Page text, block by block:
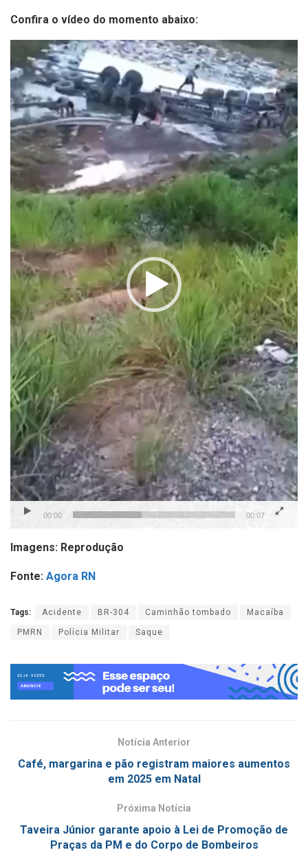
Confira o vídeo do momento abaixo:
Tocador
de
vídeo
00:00 00:07
Imagens: Reprodução
Fonte: Agora RN
Tags: Acidente BR-304 Caminhão tombado Macaíba
PMRN Polícia Militar Saque
Notícia Anterior
Café, margarina e pão registram maiores aumentos
em 2025 em Natal
Próxima Notícia
Taveira Júnior garante apoio à Lei de Promoção de
Praças da PM e do Corpo de Bombeiros